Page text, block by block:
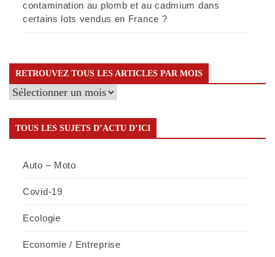
contamination au plomb et au cadmium dans
certains lots vendus en France ?
RETROUVEZ TOUS LES ARTICLES PAR MOIS
Retrouvez
les
articles
TOUS LES SUJETS D’ACTU D’ICI
Auto – Moto
Covid-19
Ecologie
Economie / Entreprise